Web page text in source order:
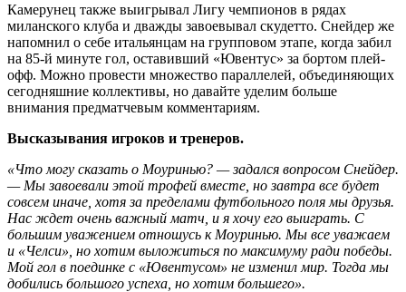
Камерунец также выигрывал Лигу чемпионов в рядах
миланского клуба и дважды завоевывал скудетто. Снейдер же
напомнил о себе итальянцам на групповом этапе, когда забил
на 85-й минуте гол, оставивший «Ювентус» за бортом плей-
офф. Можно провести множество параллелей, объединяющих
сегодняшние коллективы, но давайте уделим больше
внимания предматчевым комментариям.
Высказывания игроков и тренеров.
«Что могу сказать о Моуринью? — задался вопросом Снейдер.
— Мы завоевали этой трофей вместе, но завтра все будет
совсем иначе, хотя за пределами футбольного поля мы друзья.
Нас ждет очень важный матч, и я хочу его выиграть. С
большим уважением отношусь к Моуринью. Мы все уважаем
и «Челси», но хотим выложиться по максимуму ради победы.
Мой гол в поединке с «Ювентусом» не изменил мир. Тогда мы
добились большого успеха, но хотим большего».